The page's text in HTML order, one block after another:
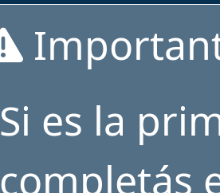
Si es la
completás